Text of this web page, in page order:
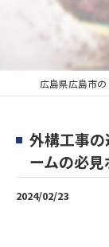
外構工事
ームの必
2024/02/23